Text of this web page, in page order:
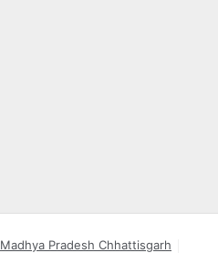
Madhya Pradesh Chhattisgarh